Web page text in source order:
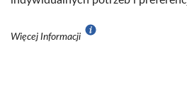
Więcej Informacji